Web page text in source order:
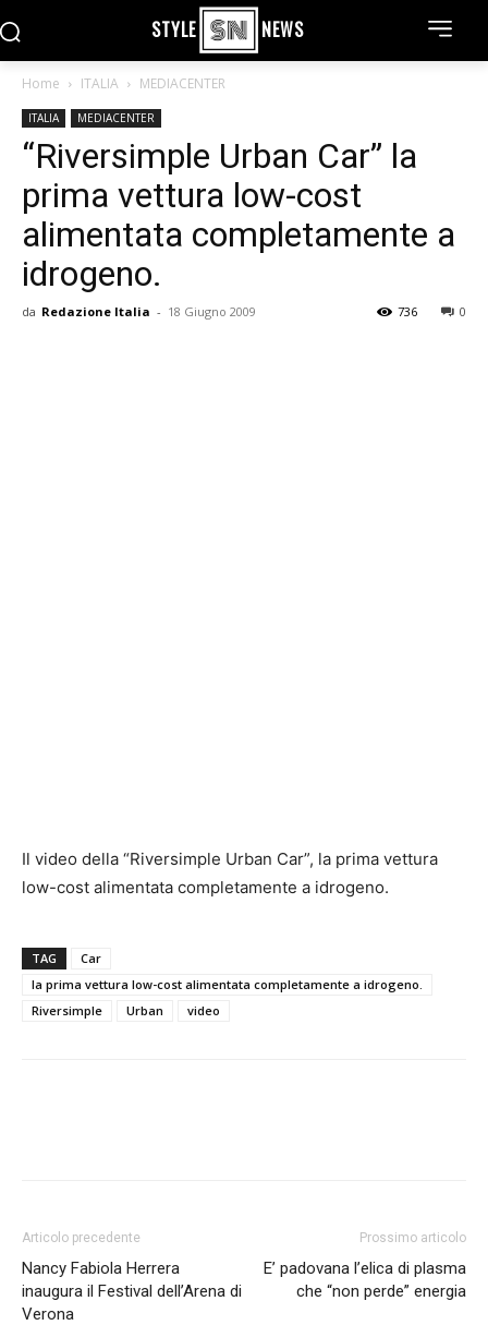
STYLE NEWS
Home ITALIA MEDIACENTER
ITALIA MEDIACENTER
“Riversimple Urban Car” la
prima vettura low-cost
alimentata completamente a
idrogeno.
da Redazione Italia - 18 Giugno 2009 0
736
Il video della “Riversimple Urban Car”, la prima vettura
low-cost alimentata completamente a idrogeno.
TAG
Car
la prima vettura low-cost alimentata completamente a idrogeno.
Riversimple
Urban video
Articolo precedente
Nancy Fabiola Herrera
inaugura il Festival dell’Arena di
Verona
Prossimo articolo
E’ padovana l’elica di plasma
che “non perde” energia